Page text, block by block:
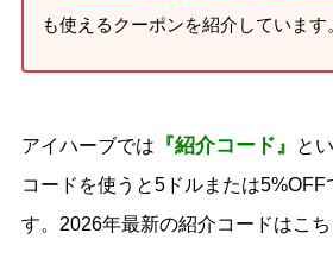
も使えるクーポンを紹介しています
アイハーブでは 『紹介コード』
と
コードを使うと5ドルまたは5%OFF
す。2026年最新の紹介コードはこち